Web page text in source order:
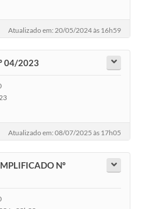
Atualizado em: 20/05/2024 às 16h59
04/2023
Atualizado em: 08/07/2025 às 17h05
Nº